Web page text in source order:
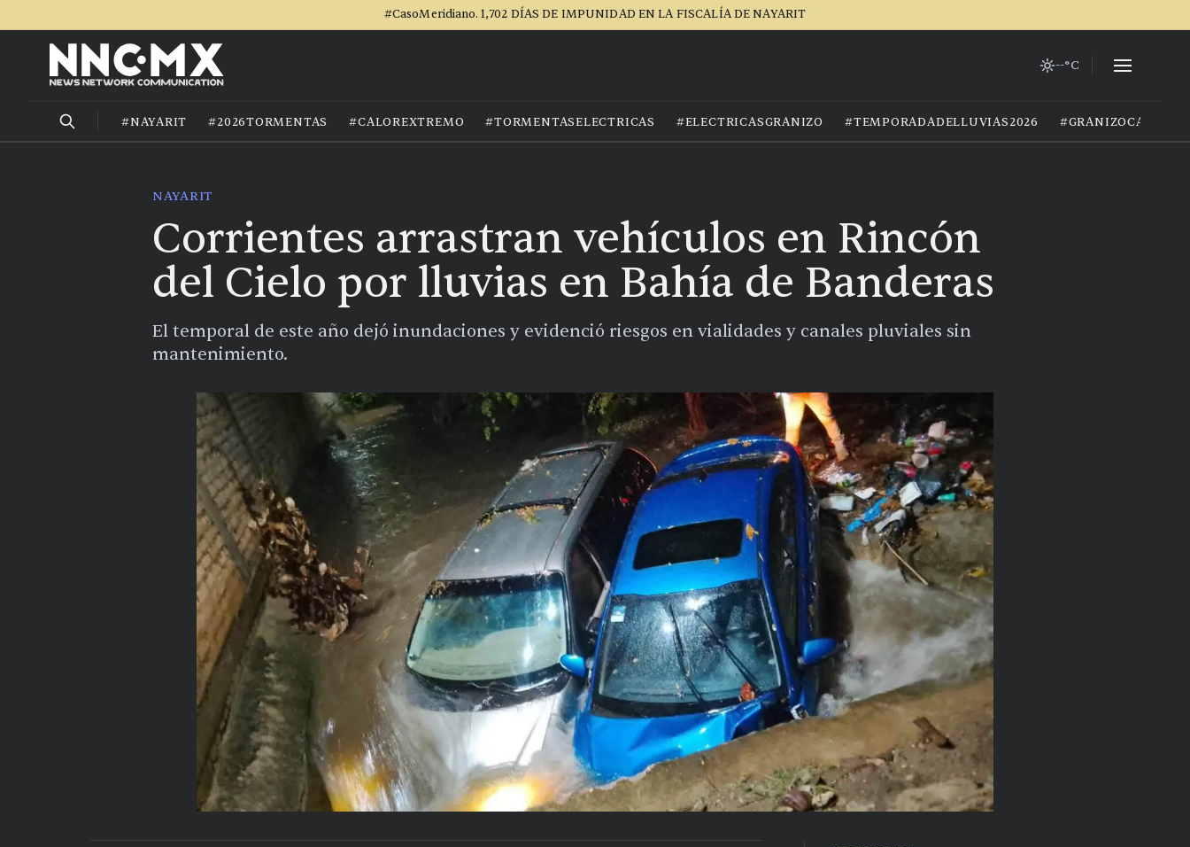
#CasoMeridiano. 1,702 DÍAS DE IMPUNIDAD EN LA FISCALÍA DE NAYARIT
--°C
#NAYARIT #2026TORMENTAS #CALOREXTREMO #TORMENTASELECTRICAS #ELECTRICASGRANIZO #TEMPORADADELLUVIAS2026 #GRANIZOCALOR
NAYARIT
Corrientes arrastran vehículos en Rincón
del Cielo por lluvias en Bahía de Banderas
El temporal de este año dejó inundaciones y evidenció riesgos en vialidades y canales pluviales sin
mantenimiento.